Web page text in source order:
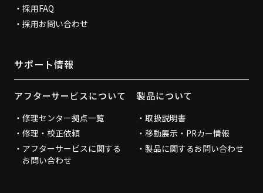
採用FAQ
採用お問い合わせ
サポート情報
アフターサービスについて
修理センター拠点一覧
修理・校正依頼
アフターサービスに関する
お問い合わせ
製品について
取扱説明書
移動展示・PRカー情報
製品に関するお問い合わせ